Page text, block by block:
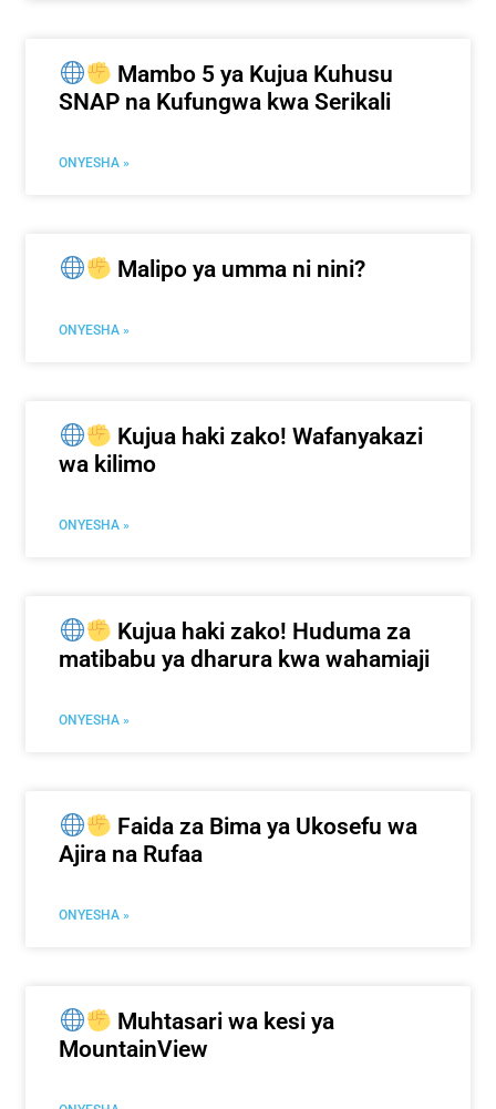
Mambo 5 ya Kujua Kuhusu
SNAP na Kufungwa kwa Serikali
ONYESHA »
Malipo ya umma ni nini?
ONYESHA »
Kujua haki zako! Wafanyakazi
wa kilimo
ONYESHA »
Kujua haki zako! Huduma za
matibabu ya dharura kwa wahamiaji
ONYESHA »
Faida za Bima ya Ukosefu wa
Ajira na Rufaa
ONYESHA »
Muhtasari wa kesi ya
MountainView